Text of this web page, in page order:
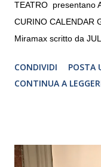
TEATRO presentano
CURINO CALENDAR
Miramax scritto da
CRISTINA PEZZOLI
CONDIVIDI
POSTA
CONTINUA A